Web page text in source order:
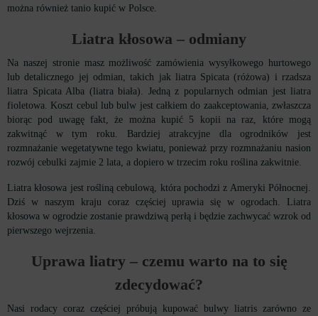
można również tanio kupić w Polsce.
Liatra kłosowa – odmiany
Na naszej stronie masz możliwość zamówienia wysyłkowego hurtowego
lub detalicznego jej odmian, takich jak liatra Spicata (różowa) i rzadsza
liatra Spicata Alba (liatra biała). Jedną z popularnych odmian jest liatra
fioletowa. Koszt cebul lub bulw jest całkiem do zaakceptowania, zwłaszcza
biorąc pod uwagę fakt, że można kupić 5 kopii na raz, które mogą
zakwitnąć w tym roku. Bardziej atrakcyjne dla ogrodników jest
rozmnażanie wegetatywne tego kwiatu, ponieważ przy rozmnażaniu nasion
rozwój cebulki zajmie 2 lata, a dopiero w trzecim roku roślina zakwitnie.
Liatra kłosowa jest rośliną cebulową, która pochodzi z Ameryki Północnej.
Dziś w naszym kraju coraz częściej uprawia się w ogrodach. Liatra
kłosowa w ogrodzie zostanie prawdziwą perłą i będzie zachwycać wzrok od
pierwszego wejrzenia.
Uprawa liatry– czemu warto na to się
zdecydować?
Nasi rodacy coraz częściej próbują kupować bulwy liatris zarówno ze